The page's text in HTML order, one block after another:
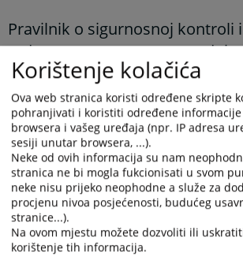
Pravilnik o sigurnosnoj kontroli
radnog vremena u
Brčko distrikta Bosne i
Tekst pravilnika možete preuzetiOVDJE.
Prikazana vijest je na: Bosanski jezik
Vijest dostupna još na: Српски језик
136PREGLEDA
Korištenje kolačića
Ova web stranica koristi određene skripte
pohranjivati i koristiti određene informacije
browsera i vašeg uređaja (npr. IP adresa
sesiji unutar browsera, ...).
Neke od ovih informacija su nam
stranica ne bi mogla fukcionisati u svom
neke nisu prijeko neophodne a služe za
procjenu nivoa posjećenosti, budućeg
stranice...).
Na ovom mjestu možete dozvoliti ili
korištenje tih informacija.